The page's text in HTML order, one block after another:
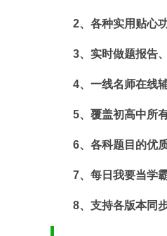
2、各种实用贴心
3、实时做题报告
4、一线名师在线
5、覆盖初高中所
6、各科题目的优
7、每日我要当学
8、支持各版本同